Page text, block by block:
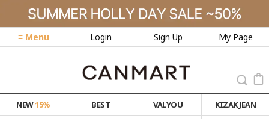
≡ Menu Login Sign Up My Page
NEW15% BEST VALYOU
KIZAK JEAN